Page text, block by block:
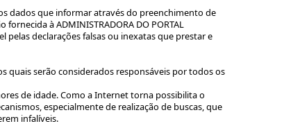
dados que informar através do preenchimento de
à ADMINISTRADORA DO PORTAL
declarações falsas ou inexatas que prestar e
quais serão considerados responsáveis por todos os
de idade. Como a Internet torna possibilita o
especialmente de realização de buscas, que
infalíveis.